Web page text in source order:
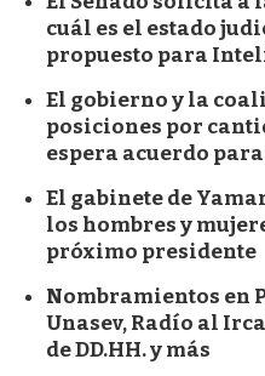
cuál es el estado
propuesto para
El gobierno y la
posiciones por
espera acuerdo
El gabinete de
los hombres y
próximo presidente
Nombramientos en
Unasev, Radío al
de DD.HH. y más